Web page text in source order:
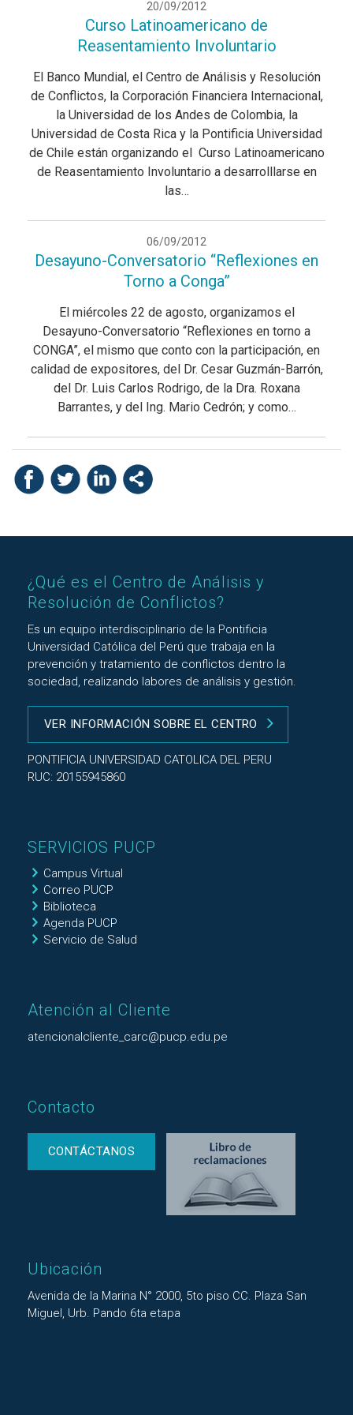
20/09/2012
Curso Latinoamericano de
Reasentamiento Involuntario
El Banco Mundial, el Centro de Análisis y Resolución
de Conflictos, la Corporación Financiera Internacional,
la Universidad de los Andes de Colombia, la
Universidad de Costa Rica y la Pontificia Universidad
de Chile están organizando el Curso Latinoamericano
de Reasentamiento Involuntario a desarrolllarse en
las…
06/09/2012
Desayuno-Conversatorio “Reflexiones en
Torno a Conga”
El miércoles 22 de agosto, organizamos el
Desayuno-Conversatorio “Reflexiones en torno a
CONGA”, el mismo que conto con la participación, en
calidad de expositores, del Dr. Cesar Guzmán-Barrón,
del Dr. Luis Carlos Rodrigo, de la Dra. Roxana
Barrantes, y del Ing. Mario Cedrón; y como…
¿Qué es el Centro de Análisis y
Resolución de Conflictos?
Es un equipo interdisciplinario de la Pontificia
Universidad Católica del Perú que trabaja en la
prevención y tratamiento de conflictos dentro la
sociedad, realizando labores de análisis y gestión.
VER INFORMACIÓN SOBRE EL CENTRO
PONTIFICIA UNIVERSIDAD CATOLICA DEL PERU
RUC: 20155945860
SERVICIOS PUCP
Campus Virtual
Correo PUCP
Biblioteca
Agenda PUCP
Servicio de Salud
Atención al Cliente
atencionalcliente_carc@pucp.edu.pe
Contacto
CONTÁCTANOS
Ubicación
Avenida de la Marina N° 2000, 5to piso CC. Plaza San
Miguel, Urb. Pando 6ta etapa